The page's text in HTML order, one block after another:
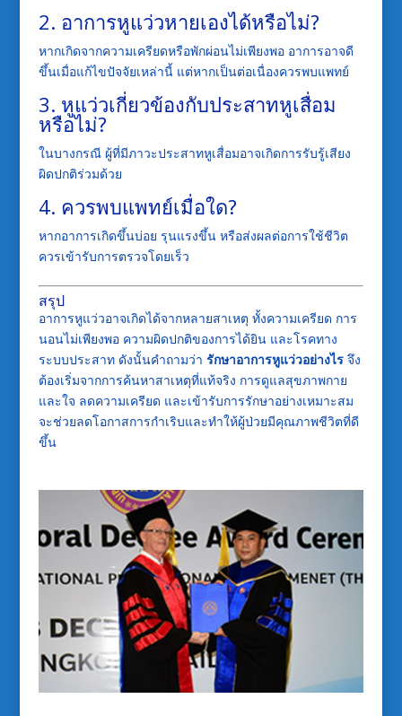
2. อาการหูแว่วหายเองได้หรือไม่?
หากเกิดจากความเครียดหรือพักผ่อนไม่เพียงพอ อาการอาจดี
ขึ้นเมื่อแก้ไขปัจจัยเหล่านี้ แต่หากเป็นต่อเนื่องควรพบแพทย์
3. หูแว่วเกี่ยวข้องกับประสาทหูเสื่อม
หรือไม่?
ในบางกรณี ผู้ที่มีภาวะประสาทหูเสื่อมอาจเกิดการรับรู้เสียง
ผิดปกติร่วมด้วย
4. ควรพบแพทย์เมื่อใด?
หากอาการเกิดขึ้นบ่อย รุนแรงขึ้น หรือส่งผลต่อการใช้ชีวิต
ควรเข้ารับการตรวจโดยเร็ว
สรุป
อาการหูแว่วอาจเกิดได้จากหลายสาเหตุ ทั้งความเครียด การ
นอนไม่เพียงพอ ความผิดปกติของการได้ยิน และโรคทาง
ระบบประสาท ดังนั้นคำถามว่า รักษาอาการหูแว่วอย่างไรจึง
ต้องเริ่มจากการค้นหาสาเหตุที่แท้จริง การดูแลสุขภาพกาย
และใจ ลดความเครียด และเข้ารับการรักษาอย่างเหมาะสม
จะช่วยลดโอกาสการกำเริบและทำให้ผู้ป่วยมีคุณภาพชีวิตที่ดี
ขึ้น